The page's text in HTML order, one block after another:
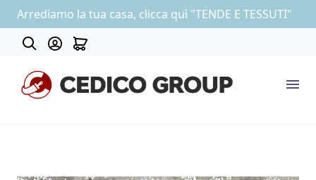
Arrediamo la tua casa, clicca quì "TENDE E TESSUTI"